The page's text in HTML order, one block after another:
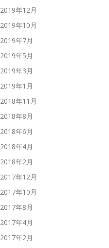
2019年12月
2019年10月
2019年7月
2019年5月
2019年3月
2019年1月
2018年11月
2018年8月
2018年6月
2018年4月
2018年2月
2017年12月
2017年10月
2017年8月
2017年4月
2017年2月